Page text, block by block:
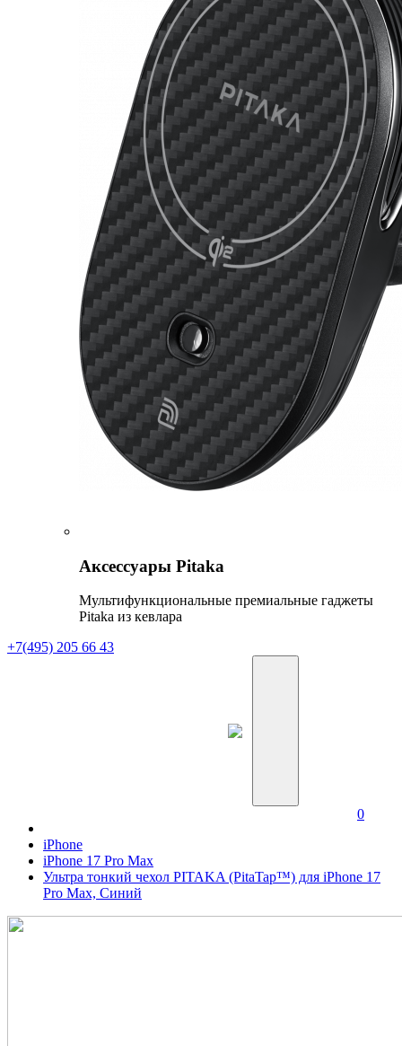
Аксессуары Pitaka
Мультифункциональные премиальные гаджеты
Pitaka из кевлара
+7(495) 205 66 43
0
iPhone
iPhone 17 Pro Max
Ультра тонкий чехол PITAKA (PitaTap™) для iPhone 17
Pro Max, Синий